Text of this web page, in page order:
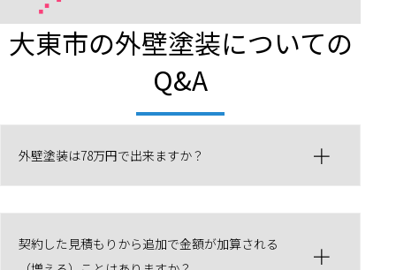
大東市の外壁塗装についての
Q&A
外壁塗装は78万円で出来ますか？
契約した見積もりから追加で金額が加算される